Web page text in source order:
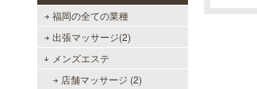
福岡の全ての業種
出張マッサージ(2)
メンズエステ
店舗マッサージ (2)